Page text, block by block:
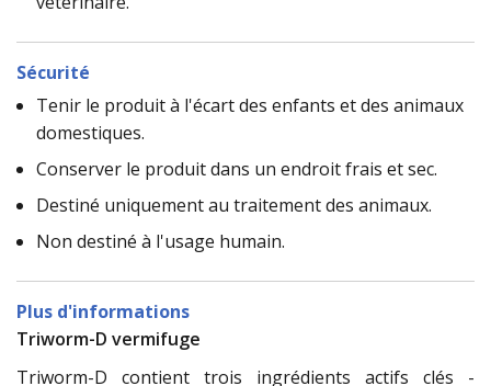
Sécurité
Tenir le produit à l'écart des enfants et des animaux
domestiques.
Conserver le produit dans un endroit frais et sec.
Destiné uniquement au traitement des animaux.
Non destiné à l'usage humain.
Plus d'informations
Triworm-D vermifuge
Triworm-D contient trois ingrédients actifs clés -